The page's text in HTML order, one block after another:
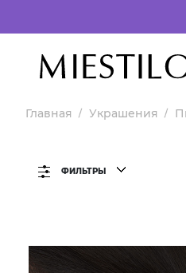
Главная Украшения
ФИЛЬТРЫ